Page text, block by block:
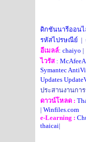
ดิกชันนารีออน
รหัสไปรษณีย์ |
อีเมลล์: chaiyo |
ไวรัส:
Symantec
Updates
ประสานงานกา
ดาวน์โหลด :
| Winfiles.com
e-Learning :
thaicai|